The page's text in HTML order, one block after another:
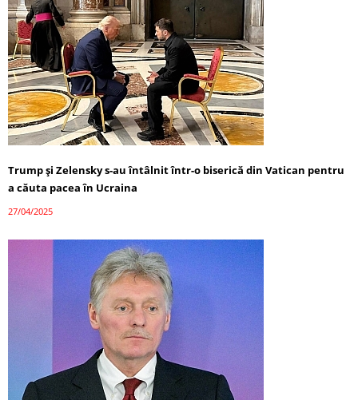
Trump și Zelensky s-au întâlnit într-o biserică din Vatican pentru
a căuta pacea în Ucraina
27/04/2025